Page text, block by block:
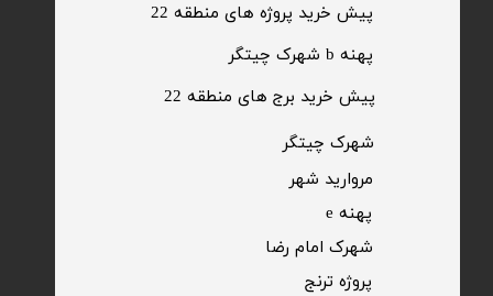
پیش خرید برج های منطقه 22
پهنه b شهرک چیتگر
پیش خرید پروژه های منطقه 22
​پروژه ترنج
​شهرک چیتگر
مروارید شهر​​​​​​​
شهرک امام رضا
پهنه e